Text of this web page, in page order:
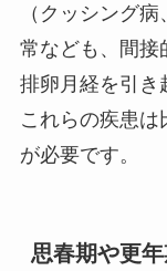
（クッシング
常なども、間接
排卵月経を引き
これらの疾患
が必要です。
思春期や更